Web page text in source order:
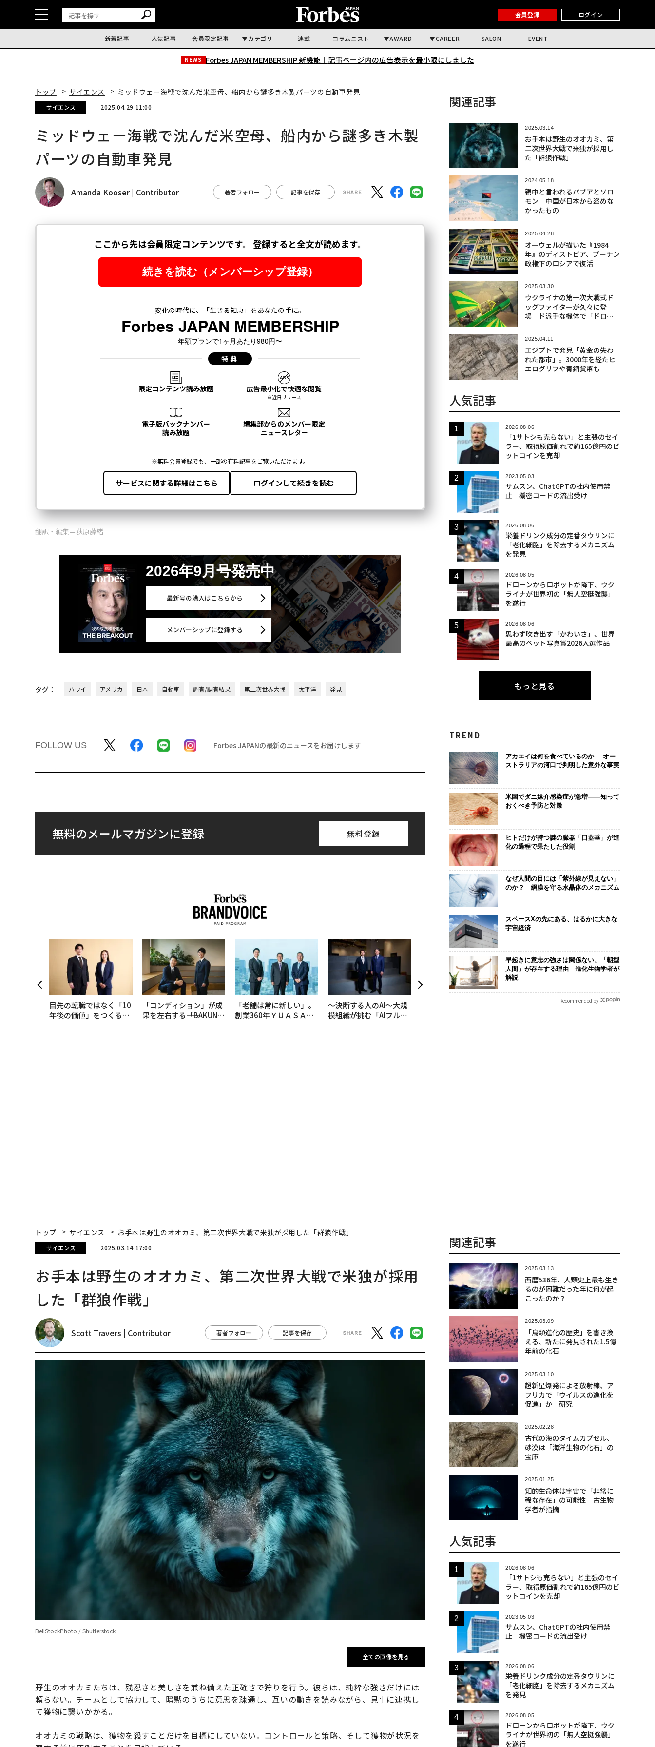
会員登録 ログイン
新着記事 人気記事 会員限定記事 カテゴリ 連載 コラムニスト AWARD CAREER SALON EVENT
NEWS Forbes JAPAN MEMBERSHIP 新機能｜ 記事ページ内の広告表示を最小限にしました
トップ サイエンス ミッドウェー海戦で沈んだ米空母、船内から謎多き木製パーツの自動車発見
サイエンス 2025.04.29 11:00
ミッドウェー海戦で沈んだ米空母、船内から謎多き木製
パーツの自動車発見
Amanda Kooser | Contributor 著者フォロー 記事を保存
翻訳・編集＝荻原藤緒
2026年9月号発売中
最新号の購入はこちらから
メンバーシップに登録する
タグ： ハワイ アメリカ 日本 自動車 調査/調査結果 第二次世界大戦 太平洋 発見
FOLLOW US Forbes JAPANの最新のニュースをお届けします
無料のメールマガジンに登録 無料登録
目先の転職ではなく「10
年後の価値」をつくる─
「コンディション」が成
果を左右する――「BAKUN
「老舗は常に新しい」。
創業360年ＹＵＡＳＡと
〜決断する人のAI〜大規
模組織が挑む「AIフル実
アフリカの農村の通信、
小1の壁。2人の挑戦者が
手にした「次なる武器」
伝統を礎に、未来を再定
義する 125年企業BAT
が挑むスモークレスな未
来
「誠実さ」は
るか
見た、くら寿
関連記事
2025.03.14
お手本は野生のオオカミ、第
二次世界大戦で米独が採用し
た「群狼作戦」
2024.05.18
親中と言われるパプアとソロ
モン 中国が日本から盗めな
かったもの
2025.04.28
オーウェルが描いた『1984
年』のディストピア、プーチン
政権下のロシアで復活
2025.03.30
ウクライナの第一次大戦式ド
ッグファイターが久々に登
場 ド派手な機体で「ドロー
2025.04.11
エジプトで発見「黄金の失わ
れた都市」。3000年を経たヒ
エログリフや青銅貨幣も
人気記事
2026.08.06
「1サトシも売らない」と主張のセイ
ラー、取得原価割れで約165億円のビ
ットコインを売却
2023.05.03
サムスン、ChatGPTの社内使用禁
止 機密コードの流出受け
2026.08.06
栄養ドリンク成分の定番タウリンに
「老化細胞」を除去するメカニズム
を発見
2026.08.05
ドローンからロボットが降下、ウク
ライナが世界初の「無人空挺強襲」
を遂行
2026.08.06
思わず吹き出す「かわいさ」、世界
最高のペット写真賞2026入選作品
もっと見る
TREND
アカエイは何を食べているのか──オー
ストラリアの河口で判明した意外な事実
米国でダニ媒介感染症が急増——知って
おくべき予防と対策
ヒトだけが持つ謎の臓器「口蓋垂」が進
化の過程で果たした役割
なぜ人間の目には「紫外線が見えない」
のか？ 網膜を守る水晶体のメカニズム
スペースXの先にある、はるかに大きな
宇宙経済
早起きに意志の強さは関係ない、「朝型
人間」が存在する理由 進化生物学者が
解説
Recommended by
トップ サイエンス お手本は野生のオオカミ、第二次世界大戦で米独が採用した「群狼作戦」
サイエンス 2025.03.14 17:00
お手本は野生のオオカミ、第二次世界大戦で米独が採用
した「群狼作戦」
Scott Travers | Contributor 著者フォロー 記事を保存
BellStockPhoto / Shutterstock
全ての画像を見る
野生のオオカミたちは、残忍さと美しさを兼ね備えた正確さで狩りを行う。彼らは、純粋な強さだけには
頼らない。チームとして協力して、暗黙のうちに意思を疎通し、互いの動きを読みながら、見事に連携し
て獲物に襲いかかる。
オオカミの戦略は、獲物を殺すことだけを目標にしていない。コントロールと策略、そして獲物が状況を
関連記事
2025.03.13
西暦536年、人類史上最も生き
るのが困難だった年に何が起
こったのか？
2025.03.09
「鳥類進化の歴史」を書き換
える、新たに発見された1.5億
年前の化石
2025.03.10
超新星爆発による放射線、ア
フリカで「ウイルスの進化を
促進」か 研究
2025.02.28
古代の海のタイムカプセル、
砂漠は「海洋生物の化石」の
宝庫
2025.01.25
知的生命体は宇宙で「非常に
稀な存在」の可能性 古生物
学者が指摘
人気記事
2026.08.06
「1サトシも売らない」と主張のセイ
ラー、取得原価割れで約165億円のビ
ットコインを売却
2023.05.03
サムスン、ChatGPTの社内使用禁
止 機密コードの流出受け
2026.08.06
栄養ドリンク成分の定番タウリンに
「老化細胞」を除去するメカニズム
を発見
2026.08.05
ドローンからロボットが降下、ウク
ライナが世界初の「無人空挺強襲」
を遂行